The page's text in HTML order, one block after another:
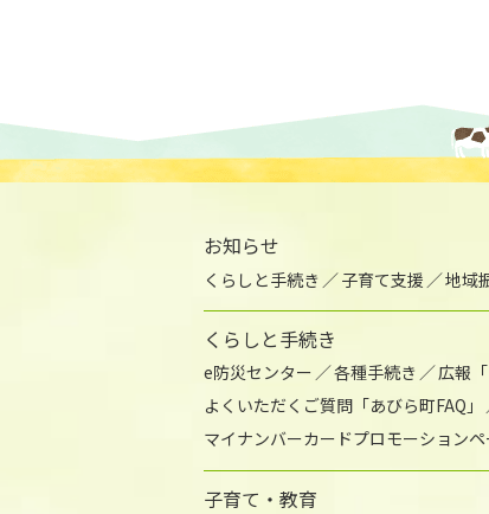
お知らせ
くらしと手続き 子育て支援 地域
くらしと手続き
e防災センター 各種手続き 広報
よくいただくご質問「あびら町FAQ」
マイナンバーカードプロモーションペ
子育て・教育